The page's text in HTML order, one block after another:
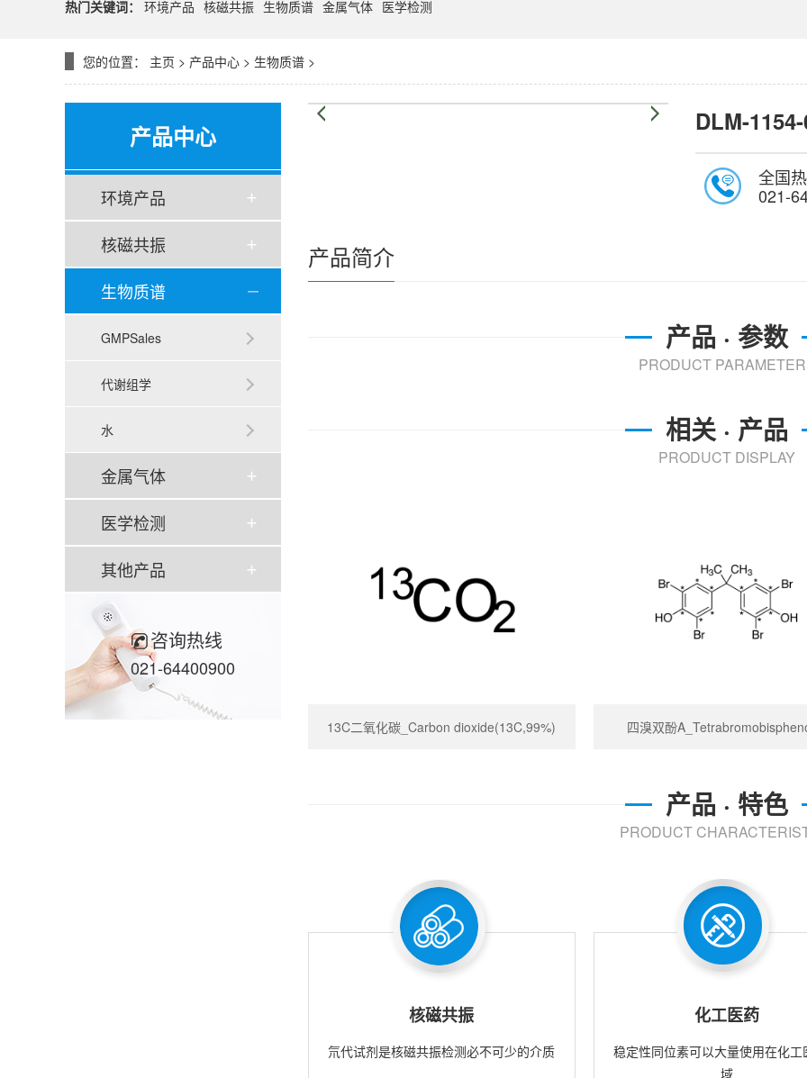
热门关键词： 环境产品 核磁共振 生物质谱 金属气体 医学检测
您的位置： 主页 > 产品中心 > 生物质谱 >
产品中心
环境产品
核磁共振
生物质谱
GMPSales
代谢组学
水
金属气体
医学检测
其他产品
咨询热线
021-64400900
DLM-
全国
021-
产品简介
产品 · 参数
PRODUCT
相关 · 产品
PRODUCT DISPLAY
13C二氧化碳_Carbon dioxide(13C,99%) 四溴双酚
产品 · 特色
PRODUCT
核磁共振
氘代试剂是核磁共振检测必不可少的介质
化工医药
稳定性同位素可以大量使用在化工
域